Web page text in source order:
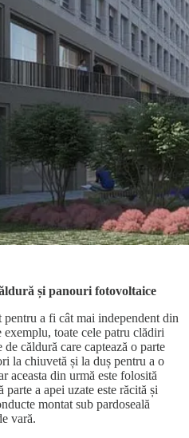
și panouri fotovoltaice
a fi cât mai independent din
toate cele patru clădiri
căldură care captează o parte
la chiuvetă și la duș pentru a o
aceasta din urmă este folosită
a apei uzate este răcită și
montat sub pardoseală
vară.